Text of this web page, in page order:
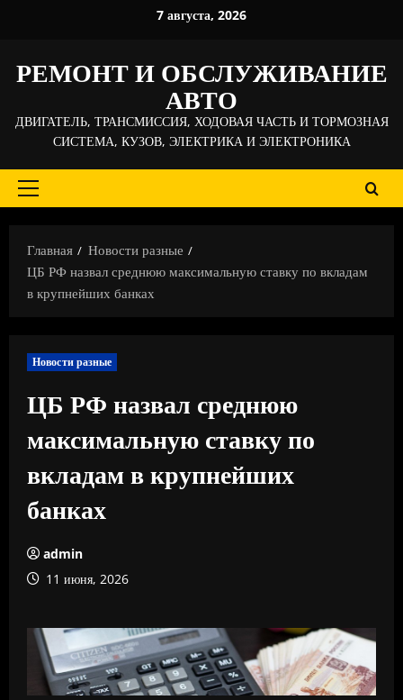
7 августа, 2026
РЕМОНТ И ОБСЛУЖИВАНИЕ
АВТО
ДВИГАТЕЛЬ, ТРАНСМИССИЯ, ХОДОВАЯ ЧАСТЬ И ТОРМОЗНАЯ
СИСТЕМА, КУЗОВ, ЭЛЕКТРИКА И ЭЛЕКТРОНИКА
Основное
Главная
Новости разные
ЦБ РФ назвал среднюю максимальную ставку по вкладам
в крупнейших банках
Новости разные
ЦБ РФ назвал среднюю
максимальную ставку по
вкладам в крупнейших
банках
admin
11 июня, 2026